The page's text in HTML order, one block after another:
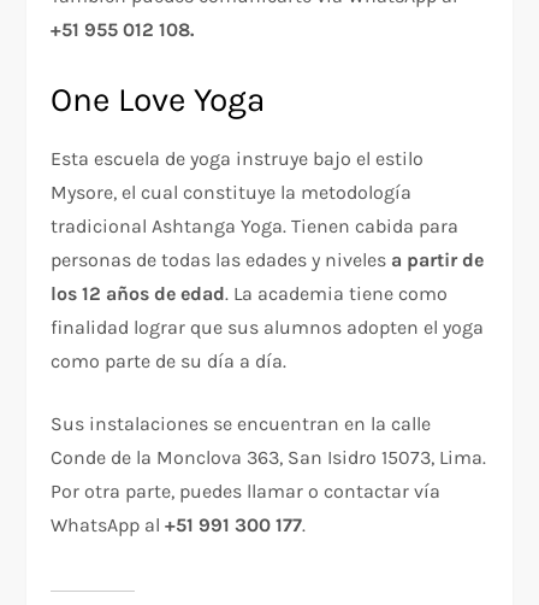
+51 955 012 108.
One Love Yoga
Esta escuela de yoga instruye bajo el estilo
Mysore, el cual constituye la metodología
tradicional Ashtanga Yoga. Tienen cabida para
personas de todas las edades y niveles a partir de
los 12 años de edad. La academia tiene como
finalidad lograr que sus alumnos adopten el yoga
como parte de su día a día.
Sus instalaciones se encuentran en la calle
Conde de la Monclova 363, San Isidro 15073, Lima.
Por otra parte, puedes llamar o contactar vía
WhatsApp al+51 991 300 177.